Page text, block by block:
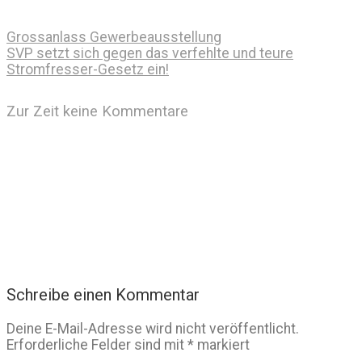
Grossanlass Gewerbeausstellung
SVP setzt sich gegen das verfehlte und teure
Stromfresser-Gesetz ein!
Zur Zeit keine Kommentare
Schreibe einen Kommentar
Deine E-Mail-Adresse wird nicht veröffentlicht.
Erforderliche Felder sind mit * markiert